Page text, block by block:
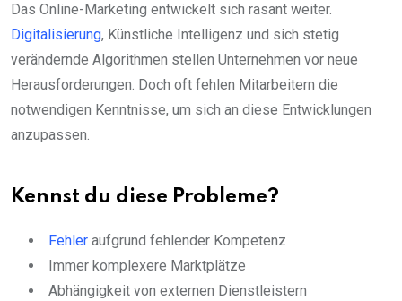
Das Online-Marketing entwickelt sich rasant weiter.
Digitalisierung, Künstliche Intelligenz und sich stetig
verändernde Algorithmen stellen Unternehmen vor neue
Herausforderungen. Doch oft fehlen Mitarbeitern die
notwendigen Kenntnisse, um sich an diese Entwicklungen
anzupassen.
Kennst du diese Probleme?
Fehler aufgrund fehlender Kompetenz
Immer komplexere Marktplätze
Abhängigkeit von externen Dienstleistern